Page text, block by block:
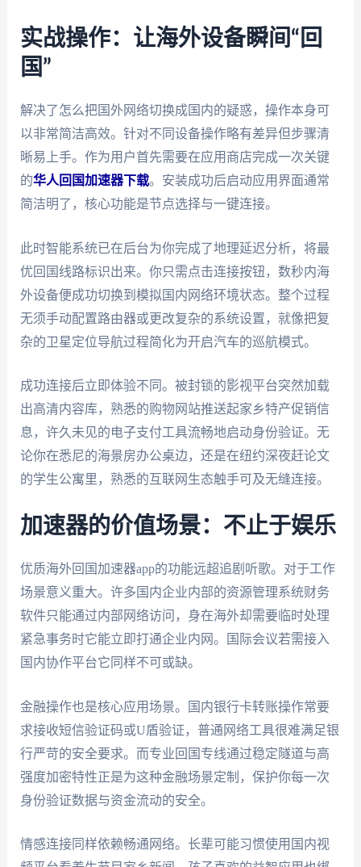
实战操作：让海外设备瞬间“回
国”
解决了怎么把国外网络切换成国内的疑惑，操作本身可
以非常简洁高效。针对不同设备操作略有差异但步骤清
晰易上手。作为用户首先需要在应用商店完成一次关键
的华人回国加速器下载。安装成功后启动应用界面通常
简洁明了，核心功能是节点选择与一键连接。
此时智能系统已在后台为你完成了地理延迟分析，将最
优回国线路标识出来。你只需点击连接按钮，数秒内海
外设备便成功切换到模拟国内网络环境状态。整个过程
无须手动配置路由器或更改复杂的系统设置，就像把复
杂的卫星定位导航过程简化为开启汽车的巡航模式。
成功连接后立即体验不同。被封锁的影视平台突然加载
出高清内容库，熟悉的购物网站推送起家乡特产促销信
息，许久未见的电子支付工具流畅地启动身份验证。无
论你在悉尼的海景房办公桌边，还是在纽约深夜赶论文
的学生公寓里，熟悉的互联网生态触手可及无缝连接。
加速器的价值场景：不止于娱乐
优质海外回国加速器app的功能远超追剧听歌。对于工作
场景意义重大。许多国内企业内部的资源管理系统财务
软件只能通过内部网络访问，身在海外却需要临时处理
紧急事务时它能立即打通企业内网。国际会议若需接入
国内协作平台它同样不可或缺。
金融操作也是核心应用场景。国内银行卡转账操作常要
求接收短信验证码或U盾验证，普通网络工具很难满足银
行严苛的安全要求。而专业回国专线通过稳定隧道与高
强度加密特性正是为这种金融场景定制，保护你每一次
身份验证数据与资金流动的安全。
情感连接同样依赖畅通网络。长辈可能习惯使用国内视